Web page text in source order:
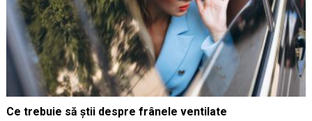
Ce trebuie să știi despre frânele ventilate